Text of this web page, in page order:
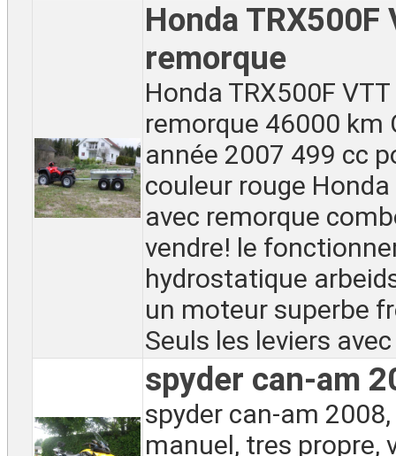
Honda TRX500F
remorque
Honda TRX500F
remorque 46000 km
année 2007 499 cc
couleur rouge Honda
avec remorque
vendre! le
hydrostatique
un moteur superbe
Seuls les leviers
spyder can-am
spyder can-am
manuel, tres propre,